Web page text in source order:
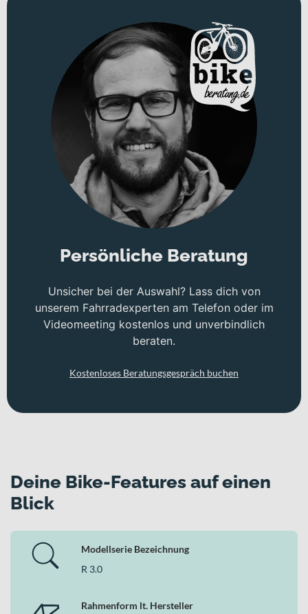
Persönliche Beratung
Unsicher bei der Auswahl? Lass dich von
unserem Fahrradexperten am Telefon oder im
Videomeeting kostenlos und unverbindlich
beraten.
Kostenloses Beratungsgespräch buchen
Deine Bike-Features auf einen
Blick
Modellserie Bezeichnung
R 3.0
Rahmenform lt. Hersteller